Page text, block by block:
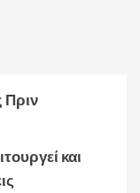
και